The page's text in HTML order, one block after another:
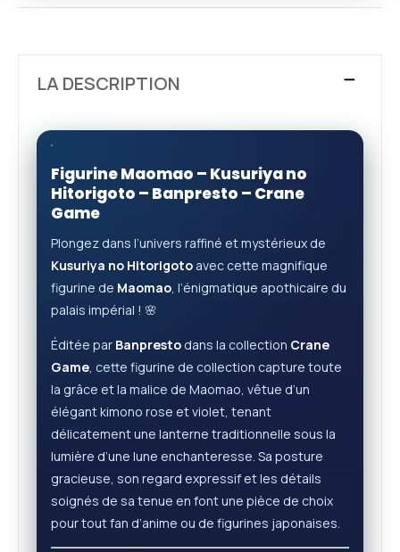
LA DESCRIPTION
Figurine Maomao – Kusuriya no
Hitorigoto – Banpresto – Crane
Game
Plongez dans l’univers raffiné et mystérieux de
Kusuriya no Hitorigoto avec cette magnifique
figurine de Maomao, l’énigmatique apothicaire du
palais impérial ! 🌸
Éditée par Banpresto dans la collection Crane
Game, cette figurine de collection capture toute
la grâce et la malice de Maomao, vêtue d’un
élégant kimono rose et violet, tenant
délicatement une lanterne traditionnelle sous la
lumière d’une lune enchanteresse. Sa posture
gracieuse, son regard expressif et les détails
soignés de sa tenue en font une pièce de choix
pour tout fan d’anime ou de figurines japonaises.